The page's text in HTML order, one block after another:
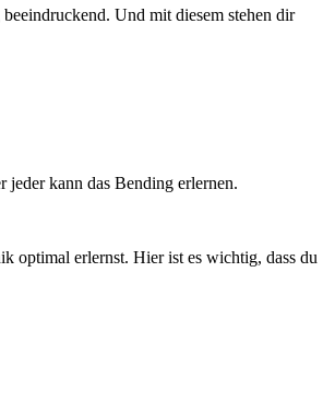
Und mit diesem stehen dir
jeder kann das Bending erlernen.
optimal erlernst. Hier ist es wichtig, dass du